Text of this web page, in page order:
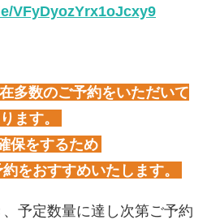
VFyDyozYrx1oJcxy9
多数のご予約をいただいて
ます。
保をするため
をおすすめいたします。
予定数量に達し次第ご予約